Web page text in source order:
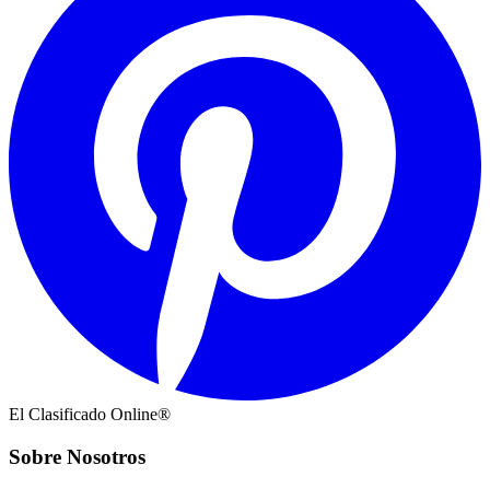
El Clasificado Online®
Sobre Nosotros